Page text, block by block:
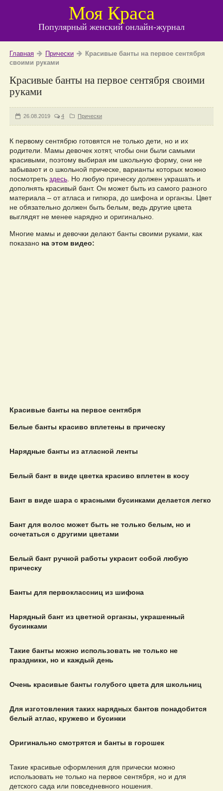
Моя Краса
Популярный женский онлайн-журнал
Главная Прически
Красивые банты на первое сентября
своими руками
Красивые банты на первое сентября своими
руками
26.08.2019 4 Прически
К первому сентябрю готовятся не только дети, но и их
родители. Мамы девочек хотят, чтобы они были самыми
красивыми, поэтому выбирая им школьную форму, они не
забывают и о школьной прическе, варианты которых можно
посмотреть здесь . Но любую прическу должен украшать и
дополнять красивый бант. Он может быть из самого разного
материала – от атласа и гипюра, до шифона и органзы. Цвет
не обязательно должен быть белым, ведь другие цвета
выглядят не менее нарядно и оригинально.
Многие мамы и девочки делают банты своими руками, как
показано на этом видео:
Красивые банты на первое сентября
Белые банты красиво вплетены в прическу
Нарядные банты из атласной ленты
Белый бант в виде цветка красиво вплетен в косу
Бант в виде шара с красными бусинками делается легко
Бант для волос может быть не только белым, но и
сочетаться с другими цветами
Белый бант ручной работы украсит собой любую
прическу
Банты для первоклассниц из шифона
Нарядный бант из цветной органзы, украшенный
бусинками
Такие банты можно использовать не только не
праздники, но и каждый день
Очень красивые банты голубого цвета для школьниц
Для изготовления таких нарядных бантов понадобится
белый атлас, кружево и бусинки
Оригинально смотрятся и банты в горошек
Такие красивые оформления для прически можно
использовать не только на первое сентября, но и для
детского сада или повседневного ношения.